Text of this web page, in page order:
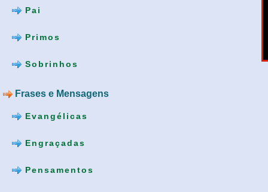
Pai
Primos
Sobrinhos
Frases e Mensagens
Evangélicas
Engraçadas
Pensamentos